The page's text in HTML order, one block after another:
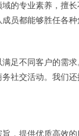
的专业素养，擅
员都能够胜任各
足不同客户的需
社交活动。我们
，提供优质高效